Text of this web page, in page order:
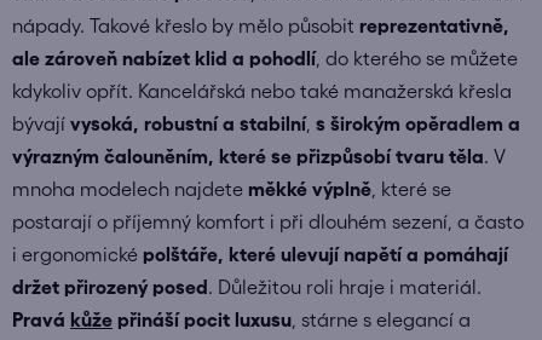
nápady. Takové křeslo by mělo působit reprezentativně,
ale zároveň nabízet klid a pohodlí, do kterého se můžete
kdykoliv opřít. Kancelářská nebo také manažerská křesla
bývají vysoká, robustní a stabilní, s širokým opěradlem a
výrazným čalouněním, které se přizpůsobí tvaru těla. V
mnoha modelech najdete měkké výplně , které se
postarají o příjemný komfort i při dlouhém sezení, a často
i ergonomické polštáře, které ulevují napětí a pomáhají
držet přirozený posed . Důležitou roli hraje i materiál.
Pravá kůže přináší pocit luxusu , stárne s elegancí a